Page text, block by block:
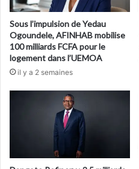
Sous l’impulsion de Yedau
Ogoundele, AFINHAB mobilise
100 milliards FCFA pour le
logement dans l’UEMOA
il y a 2 semaines